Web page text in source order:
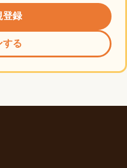
登録
する